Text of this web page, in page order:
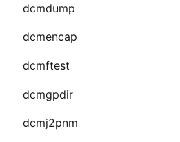
dcmdump
dcmencap
dcmftest
dcmgpdir
dcmj2pnm